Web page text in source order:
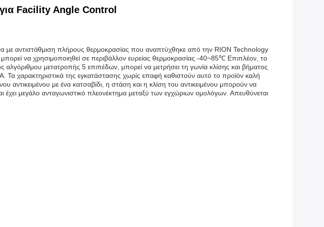
Facility Angle Control
με αντιστάθμιση πλήρους θερμοκρασίας που αναπτύχθηκε από την RION Technology
να χρησιμοποιηθεί σε περιβάλλον ευρείας θερμοκρασίας -40~85℃ Επιπλέον, το
μετατροπής 5 επιπέδων, μπορεί να μετρήσει τη γωνία κλίσης και βήματος
χαρακτηριστικά της εγκατάστασης χωρίς επαφή καθιστούν αυτό το προϊόν καλή
με ένα κατσαβίδι, η στάση και η κλίση του αντικειμένου μπορούν να
μεγάλο ανταγωνιστικό πλεονέκτημα μεταξύ των εγχώριων ομολόγων. Απευθύνεται